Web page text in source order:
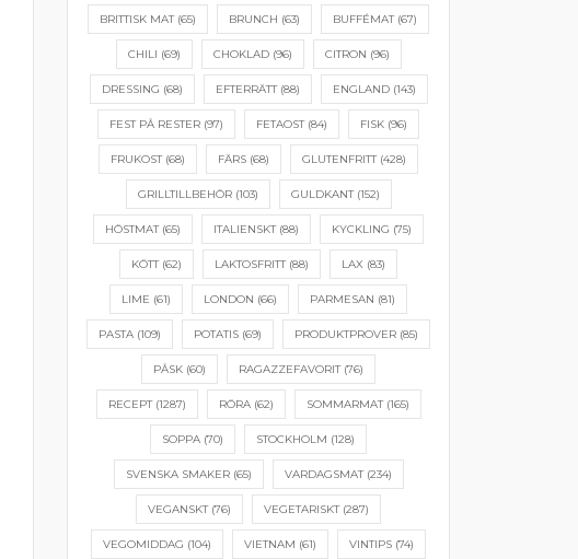
BRITTISK MAT(65) BRUNCH (63) BUFFÉMAT(67)
CHILI (69) CHOKLAD(96) CITRON (96)
DRESSING (68) EFTERRÄTT(88) ENGLAND(143)
FEST PÅ RESTER (97) FETAOST(84) FISK (96)
FRUKOST(68) FÄRS (68) GLUTENFRITT(428)
GRILLTILLBEHÖR(103) GULDKANT(152)
HÖSTMAT(65) ITALIENSKT(88) KYCKLING (75)
KÖTT(62) LAKTOSFRITT(88) LAX (83)
LIME (61) LONDON (66) PARMESAN (81)
PASTA (109) POTATIS (69) PRODUKTPROVER (85)
PÅSK (60) RAGAZZEFAVORIT(76)
RECEPT(1287) RÖRA(62) SOMMARMAT(165)
SOPPA (70) STOCKHOLM (128)
SVENSKA SMAKER(65) VARDAGSMAT(234)
VEGANSKT(76) VEGETARISKT(287)
VEGOMIDDAG (104) VIETNAM (61) VINTIPS (74)